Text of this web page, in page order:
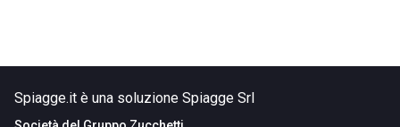
Spiagge.it è una soluzione Spiagge Srl